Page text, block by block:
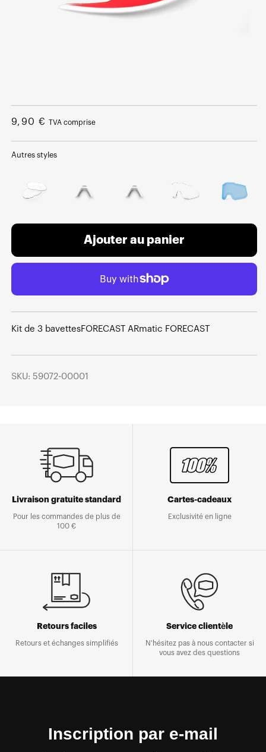
le
média
1
une
fenêtre
modale
Prix
9,90 € TVA comprise
Autres styles
Ajouter au panier
Kit de 3 bavettesFORECAST ARmatic FORECAST
SKU: 59072-00001
Livraison gratuite standard
Pour les commandes de plus de
100 €
Cartes-cadeaux
Exclusivité en ligne
Retours faciles
Retours et échanges simplifiés
Service clientèle
N'hésitez pas à nous contacter si
vous avez des questions
Inscription par e-mail